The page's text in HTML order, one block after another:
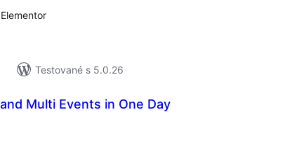
Testované s 5.0.26
Multi Events in One Day